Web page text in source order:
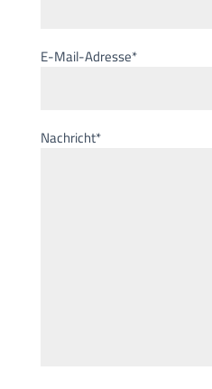
E-Mail-Adresse*
Nachricht*